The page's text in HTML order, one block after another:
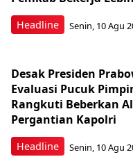
Headline Senin, 10 Agu
Headline
Desak Presiden
Evaluasi Pucuk
Rangkuti Beberkan
Pergantian Kapolri
Senin, 10 Agu